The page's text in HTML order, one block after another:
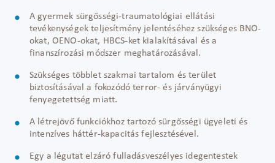
A gyermek sürgősségi-traumatológiai ellátási
tevékenységek teljesítmény jelentéséhez szükséges BNO-
okat, OENO-okat, HBCS-ket kialakításával és a
finanszírozási módszer meghatározásával.
Szükséges többlet szakmai tartalom és terület
biztosításával a fokozódó terror- és járványügyi
fenyegetettség miatt.
A létrejövő funkciókhoz tartozó sürgősségi ügyeleti és
intenzíves háttér-kapacitás fejlesztésével.
Egy a légutat elzáró fulladásveszélyes idegentestek